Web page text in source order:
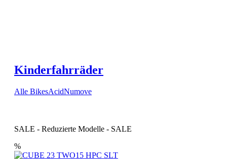
Kinderfahrräder
Alle BikesAcidNumove
SALE - Reduzierte Modelle - SALE
%